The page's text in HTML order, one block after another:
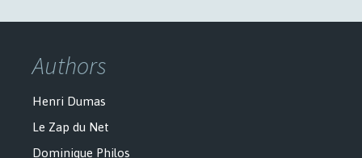
Authors
Henri Dumas
Le Zap du Net
Dominique Philos